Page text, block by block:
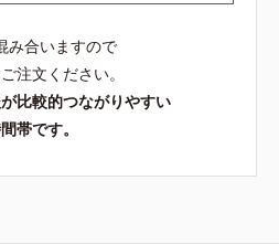
み合いますので
注文ください。
比較的つながりやすい
帯です。